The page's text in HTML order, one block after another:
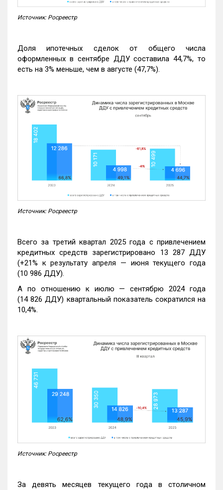
Источник: Росреестр
Доля ипотечных сделок от общего числа
оформленных в сентябре ДДУ составила 44,7%, то
есть на 3% меньше, чем в августе (47,7%).
Источник: Росреестр
Всего за третий квартал 2025 года с привлечением
кредитных средств зарегистрировано 13 287 ДДУ
(+21% к результату апреля — июня текущего года
(10 986 ДДУ).
А по отношению к июлю — сентябрю 2024 года
(14 826 ДДУ) квартальный показатель сократился на
10,4%.
Источник: Росреестр
За девять месяцев текущего года в столичном